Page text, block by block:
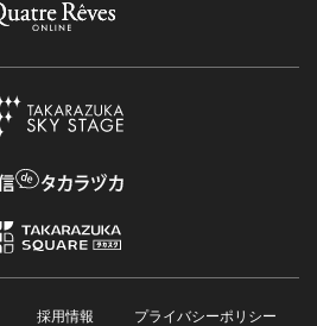
採用情報 プライバシーポリシー